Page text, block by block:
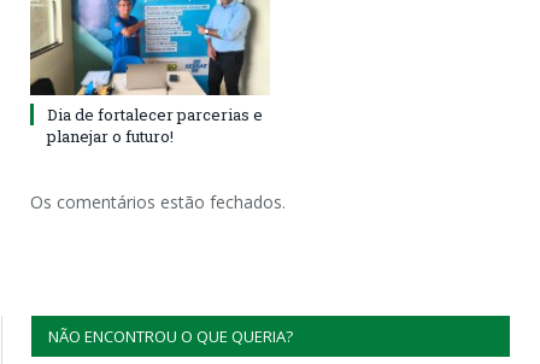
Dia de fortalecer parcerias e
planejar o futuro!
Os comentários estão fechados.
NÃO ENCONTROU O QUE QUERIA?